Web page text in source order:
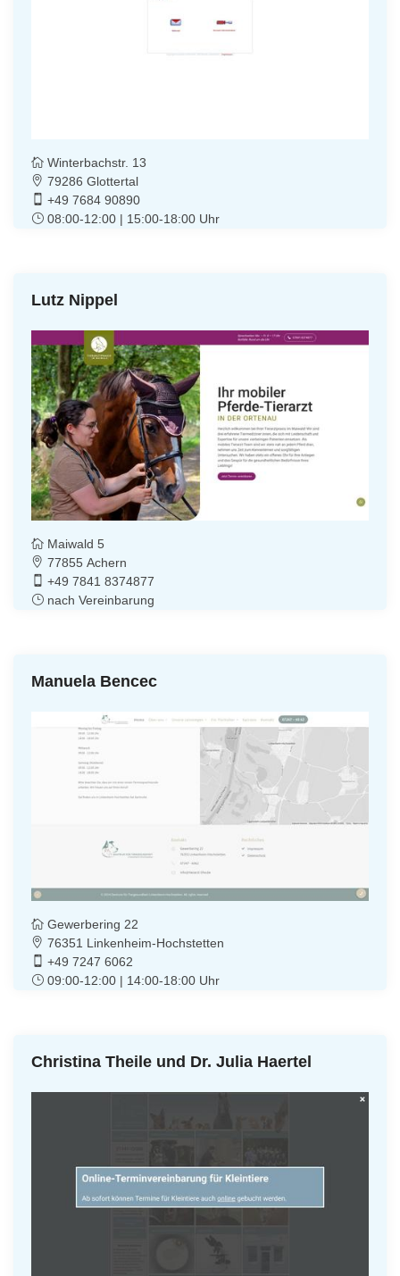
Winterbachstr. 13
79286 Glottertal
+49 7684 90890
08:00-12:00 | 15:00-18:00 Uhr
Lutz Nippel
Maiwald 5
77855 Achern
+49 7841 8374877
nach Vereinbarung
Manuela Bencec
Gewerbering 22
76351 Linkenheim-Hochstetten
+49 7247 6062
09:00-12:00 | 14:00-18:00 Uhr
Christina Theile und Dr. Julia Haertel